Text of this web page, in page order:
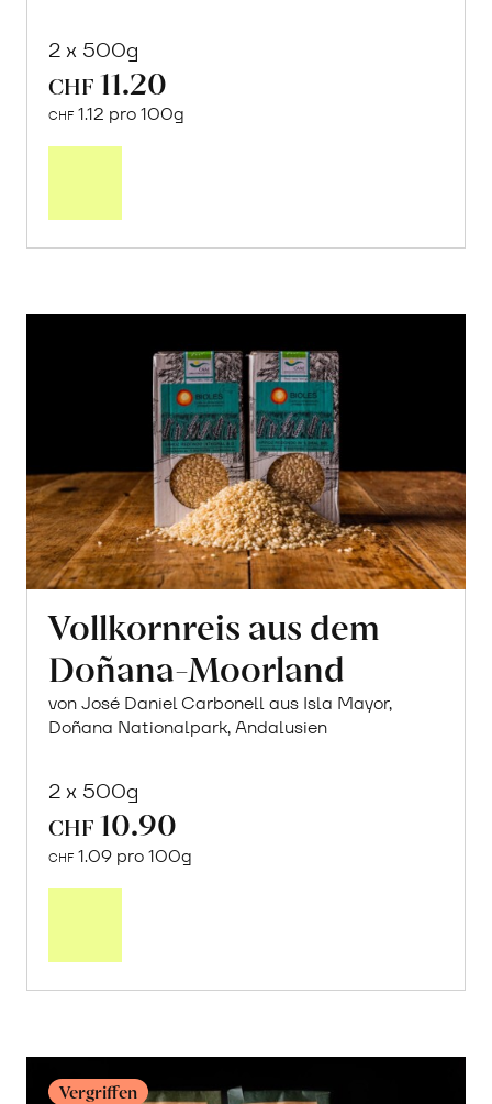
2 x 500g
CHF 11.20
CHF 1.12 pro 100g
Vollkornreis aus dem
Doñana-Moorland
von José Daniel Carbonell aus Isla Mayor,
Doñana Nationalpark, Andalusien
2 x 500g
CHF 10.90
CHF 1.09 pro 100g
Vergriffen